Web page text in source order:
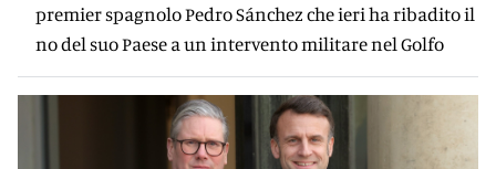
premier spagnolo Pedro Sánchez che ieri ha ribadito il
no del suo Paese a un intervento militare nel Golfo